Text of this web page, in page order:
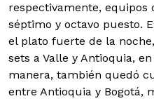
respectivamente,
séptimo y octavo puesto.
el plato fuerte de la
sets a Valle y Antioquia,
manera, también quedó
entre Antioquia y Bogotá,